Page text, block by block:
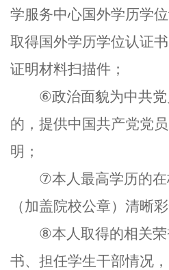
学服务中心国外学历学
取得国外学历学位认证
证明材料扫描件；
⑥政治面貌为中共党
的，提供中国共产党党
明；
⑦本人最高学历的
（加盖院校公章）清晰
⑧本人取得的相关
书、担任学生干部情况，